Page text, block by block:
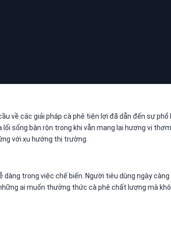
về các giải pháp cà phê tiện lợi đã dẫn đến sự
sống bận rộn trong khi vẫn mang lại hương vị
với xu hướng thị trường.
trong việc chế biến. Người tiêu dùng ngày
ai muốn thưởng thức cà phê chất lượng mà